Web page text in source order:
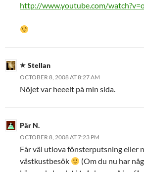
http://www.youtube.com/
Stellan
OCTOBER 8, 2008 AT 8:27 AM
Nöjet var heeelt på min sida.
Pär N.
OCTOBER 8, 2008 AT 7:23 PM
Får väl utlova fönsterputsning eller
västkustbesök
(Om du nu har